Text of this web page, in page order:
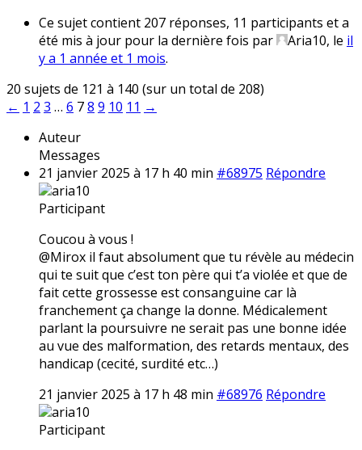
Ce sujet contient 207 réponses, 11 participants et a
été mis à jour pour la dernière fois par
Aria10, le il
y a 1 année et 1 mois.
20 sujets de 121 à 140 (sur un total de 208)
← 1 2 3 … 6 78 9 10 11 →
Auteur
Messages
21 janvier 2025 à 17 h 40 min #68975 Répondre
aria10
Participant
Coucou à vous !
@Mirox il faut absolument que tu révèle au médecin
qui te suit que c’est ton père qui t’a violée et que de
fait cette grossesse est consanguine car là
franchement ça change la donne. Médicalement
parlant la poursuivre ne serait pas une bonne idée
au vue des malformation, des retards mentaux, des
handicap (cecité, surdité etc…)
21 janvier 2025 à 17 h 48 min #68976 Répondre
aria10
Participant